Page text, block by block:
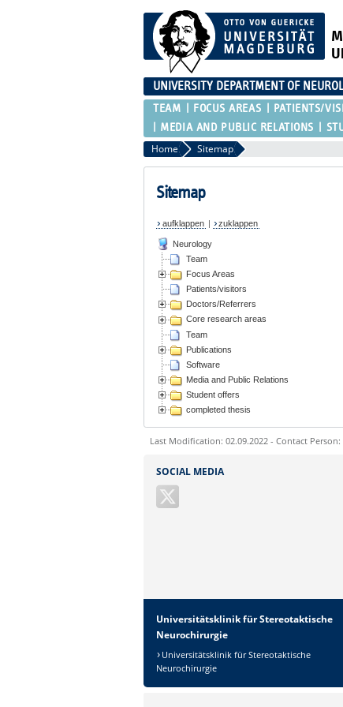
UNIVERSITY DEPARTMENT OF
TEAM FOCUS AREAS PATIENTS/
MEDIA AND PUBLIC RELATIONS
Home Sitemap
Sitemap
aufklappen | zuklappen
Neurology
Team
Focus Areas
Patients/visitors
Doctors/Referrers
Core research areas
Team
Publications
Software
Media and Public Relations
Student offers
completed thesis
Last Modification: 02.09.2022 - Contact Person:
Ihre E-Mailadresse:
SOCIAL MEDIA
Universitätsklinik für Stereotaktische
Neurochirurgie
Universitätsklinik für Stereotaktische
Neurochirurgie